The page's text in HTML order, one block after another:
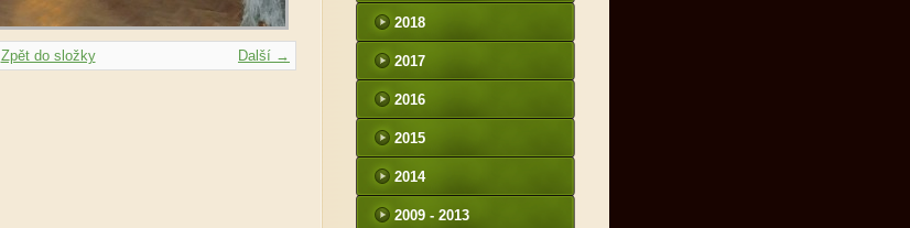
Další →
Zpět do složky
2018
2017
2016
2015
2014
2009 - 2013